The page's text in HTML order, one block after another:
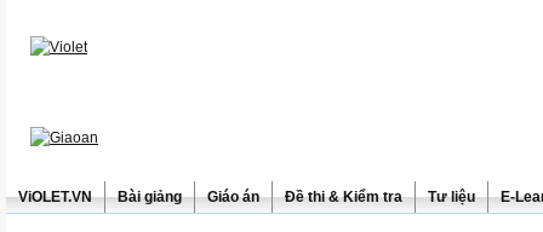
ViOLET.VN Bài giảng Giáo án Đề thi & Kiểm tra Tư liệu E-